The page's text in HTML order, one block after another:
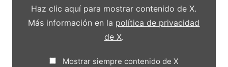
Haz clic aquí para mostrar contenido de X.
Más información en la política de privacidad
de X.
Mostrar siempre contenido de X